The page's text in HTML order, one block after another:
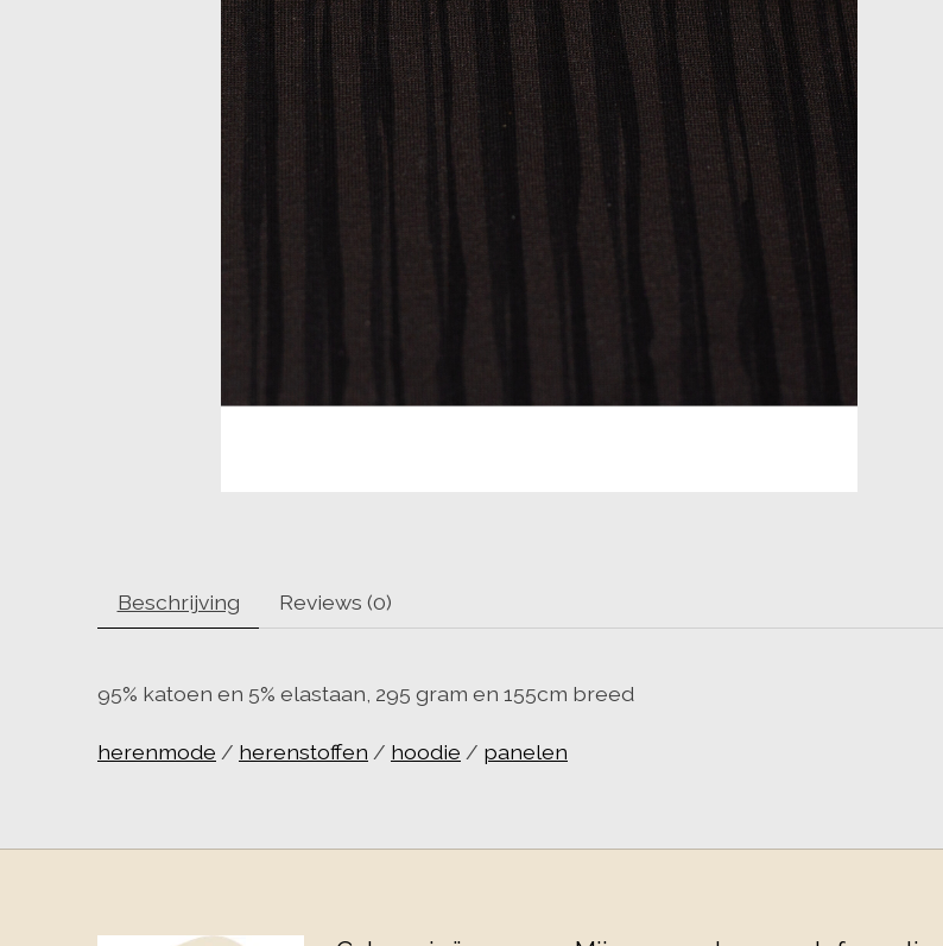
Beschrijving Reviews (0)
95% katoen en 5% elastaan, 295 gram en 155cm breed
herenmode / herenstoffen / hoodie / panelen